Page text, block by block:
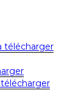
télécharger